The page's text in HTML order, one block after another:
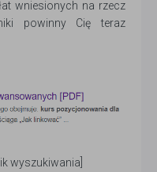
wniesionych na rzecz
powinny Cię teraz
wyszukiwania]